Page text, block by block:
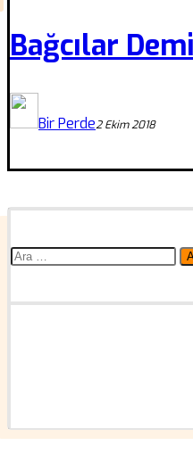
Bağcılar
Bir Perde2 Ekim 2018
Arama: